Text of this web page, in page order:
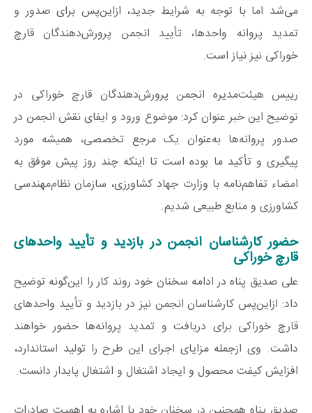
می‌شد اما با توجه به شرایط جدید، ازاین‌پس برای صدور و
تمدید پروانه واحدها، تأیید انجمن پرورش‌دهندگان قارچ
خوراکی نیز نیاز است.
رییس هیئت‌مدیره انجمن پرورش‌دهندگان قارچ خوراکی در
توضیح این خبر عنوان کرد: موضوع ورود و ایفای نقش انجمن در
صدور پروانه‌ها به‌عنوان یک مرجع تخصصی، همیشه مورد
پیگیری و تأکید ما بوده است تا اینکه چند روز پیش موفق به
امضاء تفاهم‌نامه با وزارت جهاد کشاورزی، سازمان نظام‌مهندسی
کشاورزی و منابع طبیعی شدیم.
حضور کارشناسان انجمن در بازدید و تأیید واحدهای
قارچ خوراکی
علی صدیق پناه در ادامه سخنان خود روند کار را این‌گونه توضیح
داد: ازاین‌پس کارشناسان انجمن نیز در بازدید و تأیید واحدهای
قارچ خوراکی برای دریافت و تمدید پروانه‌ها حضور خواهند
داشت. وی ازجمله مزایای اجرای این طرح را تولید استاندارد،
افزایش کیفت محصول و ایجاد اشتغال و اشتغال پایدار دانست.